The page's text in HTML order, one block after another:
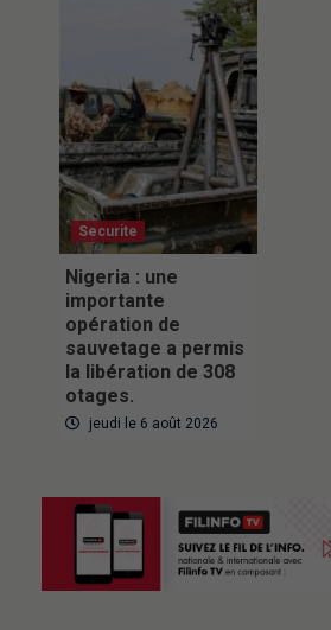
Securite
Nigeria : une
importante
opération de
sauvetage a permis
la libération de 308
otages.
jeudi le 6 août 2026